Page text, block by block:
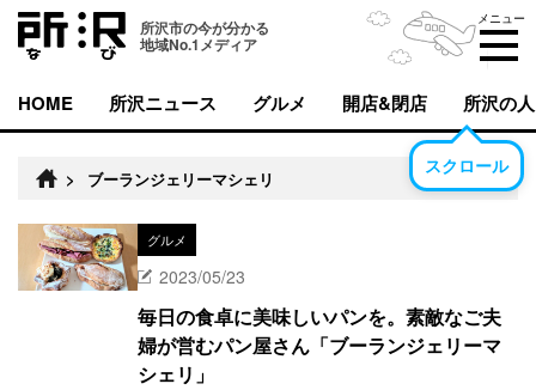
所沢市の今が分かる
地域No.1メディア
メニュー
HOME 所沢ニュース グルメ 開店&閉店 所沢の人
スクロール
> ブーランジェリーマシェリ
グルメ
2023/05/23
毎日の食卓に美味しいパンを。素敵なご夫
婦が営むパン屋さん「ブーランジェリーマ
シェリ」